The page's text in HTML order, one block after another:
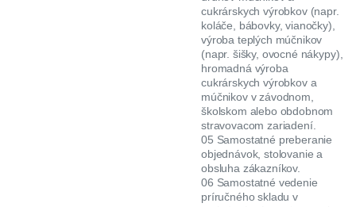
cukrárskych výrobkov (napr.
koláče, bábovky, vianočky),
výroba teplých múčnikov
(napr. šišky, ovocné nákypy),
hromadná výroba
cukrárskych výrobkov a
múčnikov v závodnom,
školskom alebo obdobnom
stravovacom zariadení.
05 Samostatné preberanie
objednávok, stolovanie a
obsluha zákazníkov.
06 Samostatné vedenie
príručného skladu v